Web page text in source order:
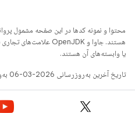
محتوا و نمونه کدها در این صفحه مشمول
یا وابسته‌های آن هستند.
تاریخ آخرین به‌روزرسانی 2026-03-06 به‌وقت ساعت هماهنگ جهانی.